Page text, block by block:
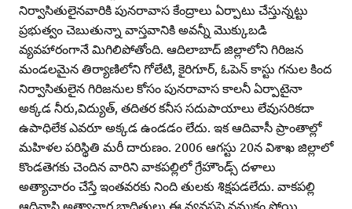
నిర్వాసితులైనవారికి పునరావాస కేంద్రాలు ఏర్పాటు చేస్తున్నట్టు
ప్రభుత్వం చెబుతున్నా వాస్తవానికి అవన్నీ మొక్కుబడి
వ్యవహారంగానే మిగిలిపోతోంది. ఆదిలాబాద్‌ జిల్లాలోని గిరిజన
మండలమైన తిర్యాణిలోని గోలేటి, కైరిగూర్‌, ఓపెన్‌ కాస్టు గనుల కింద
నిర్వాసితులైన గిరిజనుల కోసం పునరావాస కాలనీ ఏర్పాటైనా
అక్కడ నీరు,విద్యుత్‌, తదితర కనీస సదుపాయాలు లేవుసరికదా
ఉపాధిలేక ఎవరూ అక్కడ ఉండడం లేదు. ఇక ఆదివాసీ ప్రాంతాల్లో
మహిళల పరిస్థితి మరీ దారుణం. 2006 ఆగస్టు 20న విశాఖ జిల్లాలో
కొండతెగకు చెందిన వారిని వాకపల్లిలో గ్రేహౌండ్స్‌ దళాలు
అత్యాచారం చేస్తే ఇంతవరకు నింది తులకు శిక్షపడలేదు. వాకపల్లి
ఆదివాసి అత్యాచార బాధితులు ఈ వ్యవస్థపై నమ్మకం పోయి